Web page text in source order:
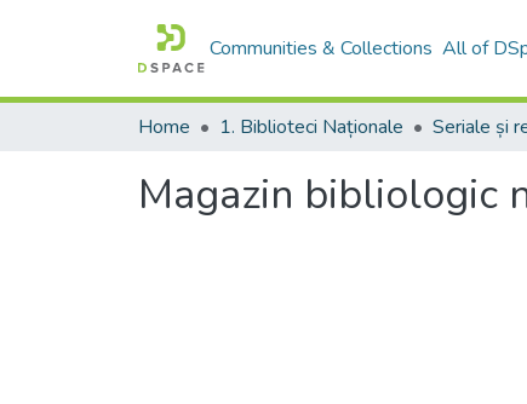
Communities & Collections All of
Home 1. Biblioteci Naționale
Magazin bibliologic